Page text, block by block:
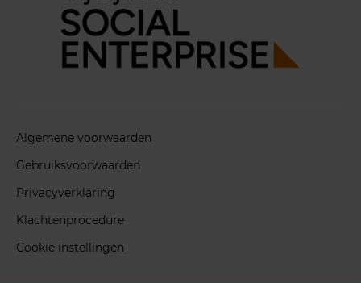
Algemene voorwaarden
Gebruiksvoorwaarden
Privacyverklaring
Klachtenprocedure
Cookie instellingen